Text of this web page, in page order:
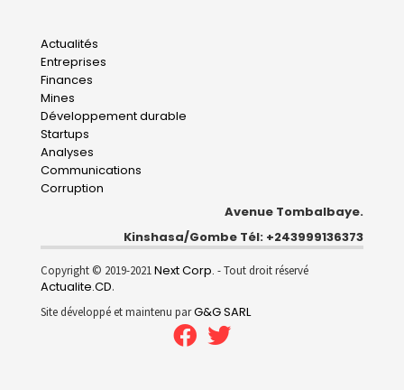
Main
navigation
Actualités
Entreprises
Finances
Mines
Développement durable
Startups
Analyses
Communications
Corruption
Avenue Tombalbaye.
Kinshasa/Gombe Tél: +243999136373
Copyright © 2019-2021Next Corp. - Tout droit réservé
Actualite.CD.
Site développé et maintenu parG&G SARL